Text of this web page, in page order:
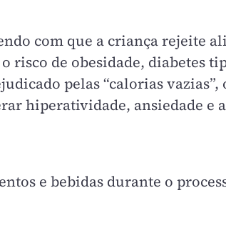
com que a criança rejeite
risco de obesidade, diabetes
pelas “calorias
hiperatividade, ansiedade e
e bebidas durante o